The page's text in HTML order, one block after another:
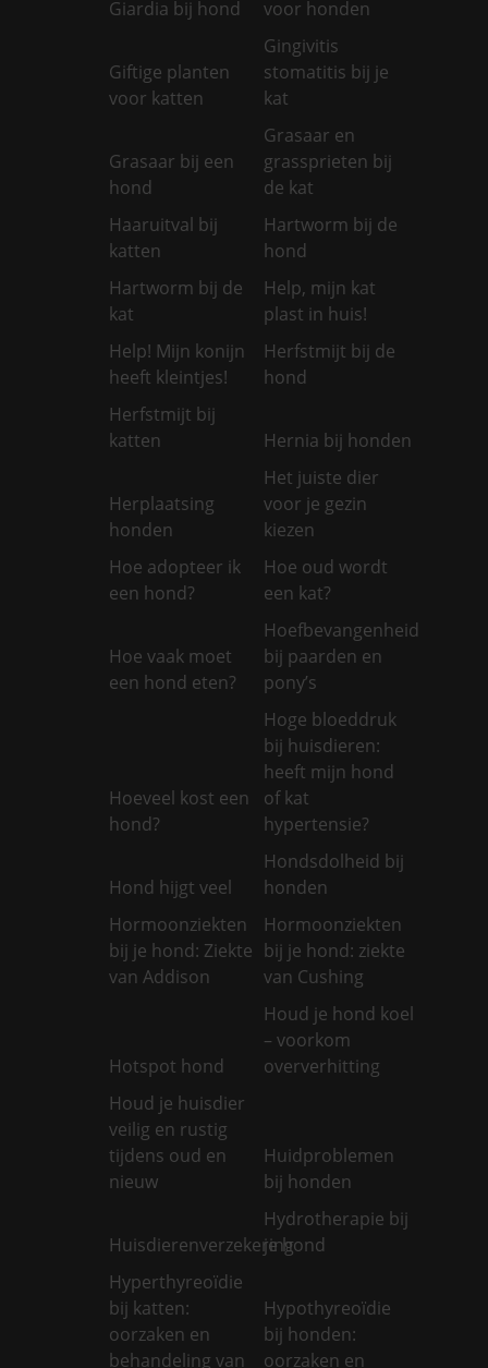
Giardia bij hond
voor honden
Giftige planten
voor katten
Gingivitis
stomatitis bij je
kat
Grasaar bij een
hond
Grasaar en
grassprieten bij
de kat
Haaruitval bij
katten
Hartworm bij de
hond
Hartworm bij de
kat
Help, mijn kat
plast in huis!
Help! Mijn konijn
heeft kleintjes!
Herfstmijt bij de
hond
Herfstmijt bij
katten
Hernia bij honden
Herplaatsing
honden
Het juiste dier
voor je gezin
kiezen
Hoe adopteer ik
een hond?
Hoe oud wordt
een kat?
Hoe vaak moet
een hond eten?
Hoefbevangenheid
bij paarden en
pony’s
Hoeveel kost een
hond?
Hoge bloeddruk
bij huisdieren:
heeft mijn hond
of kat
hypertensie?
Hond hijgt veel
Hondsdolheid bij
honden
Hormoonziekten
bij je hond: Ziekte
van Addison
Hormoonziekten
bij je hond: ziekte
van Cushing
Hotspot hond
Houd je hond koel
– voorkom
oververhitting
Houd je huisdier
veilig en rustig
tijdens oud en
nieuw
Huidproblemen
bij honden
Huisdierenverzekering
Hydrotherapie bij
je hond
Hyperthyreoïdie
bij katten:
oorzaken en
behandeling van
Hypothyreoïdie
bij honden:
oorzaken en